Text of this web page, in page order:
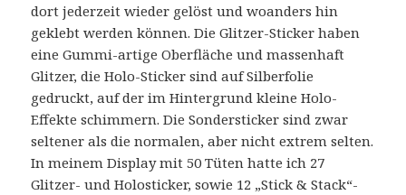
dort jederzeit wieder gelöst und woanders hin
geklebt werden können. Die Glitzer-Sticker haben
eine Gummi-artige Oberfläche und massenhaft
Glitzer, die Holo-Sticker sind auf Silberfolie
gedruckt, auf der im Hintergrund kleine Holo-
Effekte schimmern. Die Sondersticker sind zwar
seltener als die normalen, aber nicht extrem selten.
In meinem Display mit 50 Tüten hatte ich 27
Glitzer- und Holosticker, sowie 12 „Stick & Stack“-